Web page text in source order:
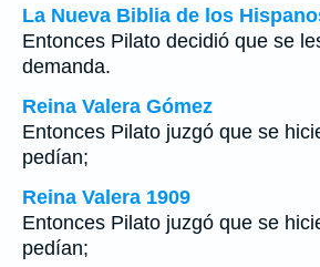
La Nueva Biblia de los
Entonces Pilato decidió que se
demanda.
Reina Valera Gómez
Entonces Pilato juzgó que se
pedían;
Reina Valera 1909
Entonces Pilato juzgó que se
pedían;